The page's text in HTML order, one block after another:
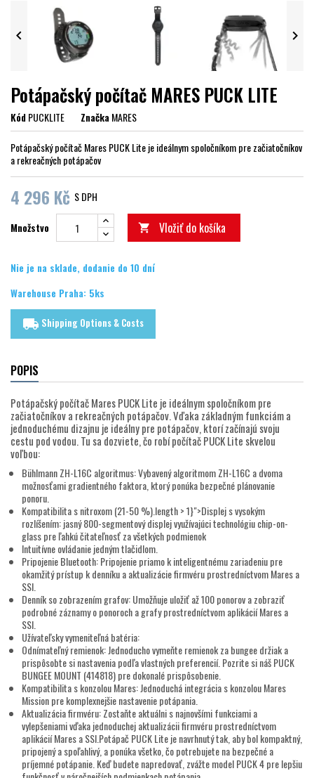
 
Potápačský počítač MARES PUCK LITE
KódPUCKLITE ZnačkaMARES
Potápačský počítač Mares PUCK Lite je ideálnym spoločníkom pre začiatočníkov
a rekreačných potápačov
4 296 Kč S DPH
Množstvo  Vložiť do košíka
Nie je na sklade, dodanie do 10 dní
Warehouse Praha: 5ks
local_shipping Shipping Options & Costs
POPIS
Potápačský počítač Mares PUCK Lite je ideálnym spoločníkom pre
začiatočníkov a rekreačných potápačov. Vďaka základným funkciám a
jednoduchému dizajnu je ideálny pre potápačov, ktorí začínajú svoju
cestu pod vodou. Tu sa dozviete, čo robí počítač PUCK Lite skvelou
voľbou:
Bühlmann ZH-L16C algoritmus: Vybavený algoritmom ZH-L16C a dvoma
možnosťami gradientného faktora, ktorý ponúka bezpečné plánovanie
ponoru.
Kompatibilita s nitroxom (21-50 %).length > 1}">Displej s vysokým
rozlíšením: jasný 800-segmentový displej využívajúci technológiu chip-on-
glass pre ľahkú čitateľnosť za všetkých podmienok
Intuitívne ovládanie jedným tlačidlom.
Pripojenie Bluetooth: Pripojenie priamo k inteligentnému zariadeniu pre
okamžitý prístup k denníku a aktualizácie firmvéru prostredníctvom Mares a
SSI.
Denník so zobrazením grafov: Umožňuje uložiť až 100 ponorov a zobraziť
podrobné záznamy o ponoroch a grafy prostredníctvom aplikácií Mares a
SSI.
Užívateľsky vymeniteľná batéria:
Odnímateľný remienok: Jednoducho vymeňte remienok za bungee držiak a
prispôsobte si nastavenia podľa vlastných preferencií. Pozrite si náš PUCK
BUNGEE MOUNT (414818) pre dokonalé prispôsobenie.
Kompatibilita s konzolou Mares: Jednoduchá integrácia s konzolou Mares
Mission pre komplexnejšie nastavenie potápania.
Aktualizácia firmvéru: Zostaňte aktuálni s najnovšími funkciami a
vylepšeniami vďaka jednoduchej aktualizácii firmvéru prostredníctvom
aplikácií Mares a SSI.Potápač PUCK Lite je navrhnutý tak, aby bol kompaktný,
pripojený a spoľahlivý, a ponúka všetko, čo potrebujete na bezpečné a
príjemné potápanie. Keď budete napredovať, zvážte model PUCK 4 pre lepšiu